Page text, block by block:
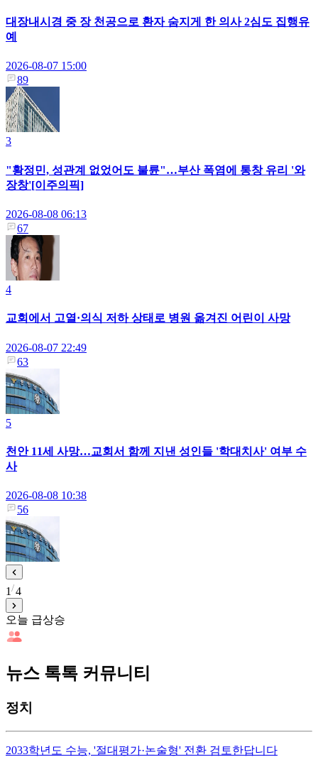
대장내시경 중 장 천공으로 환자 숨지게 한 의사 2심도 집행유
예
2026-08-07 15:00
89
3
"황정민, 성관계 없었어도 불륜"…부산 폭염에 통창 유리 '와
장창'[이주의픽]
2026-08-08 06:13
67
4
교회에서 고열·의식 저하 상태로 병원 옮겨진 어린이 사망
2026-08-07 22:49
63
5
천안 11세 사망…교회서 함께 지낸 성인들 '학대치사' 여부 수
사
2026-08-08 10:38
56
1 4
오늘 급상승
뉴스 톡톡 커뮤니티
정치
2033학년도 수능, '절대평가·논술형' 전환 검토한답니다